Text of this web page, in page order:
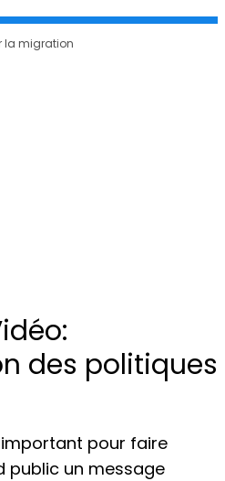
la migration
des politiques
pour faire
public un message